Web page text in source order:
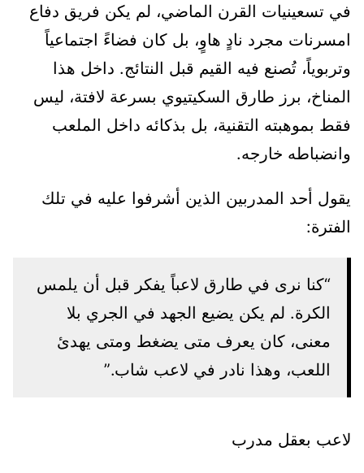
في تسعينيات القرن الماضي، لم يكن فريق دفاع
امسرنات مجرد نادٍ هاوٍ، بل كان فضاءً اجتماعياً
وتربوياً، تُصنع فيه القيم قبل النتائج. داخل هذا
المناخ، برز طارق السكيتيوي بسرعة لافتة، ليس
فقط بموهبته التقنية، بل بذكائه داخل الملعب
وانضباطه خارجه.
يقول أحد المدربين الذين أشرفوا عليه في تلك
الفترة:
“كنا نرى في طارق لاعباً يفكر قبل أن يلمس
الكرة. لم يكن يضيع الجهد في الجري بلا
معنى، كان يعرف متى يضغط ومتى يهدئ
اللعب، وهذا نادر في لاعب شاب.”
لاعب بعقل مدرب